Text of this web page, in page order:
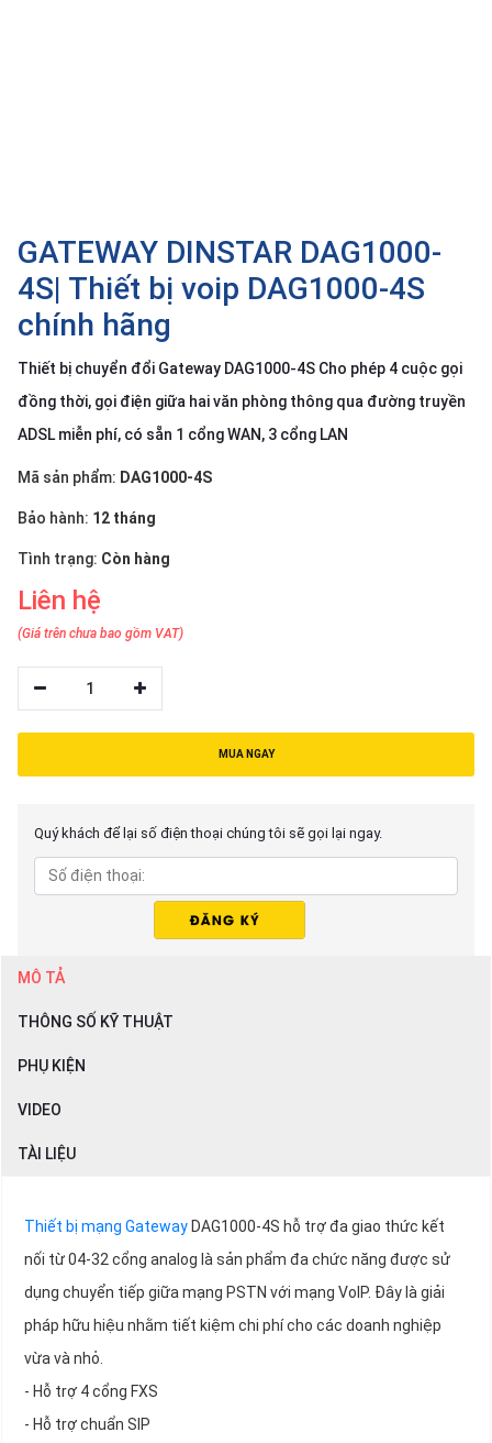
GATEWAY DINSTAR DAG1000-
4S| Thiết bị voip DAG1000-4S
chính hãng
Thiết bị chuyển đổi Gateway DAG1000-4S Cho phép 4 cuộc gọi
đồng thời, gọi điện giữa hai văn phòng thông qua đường truyền
ADSL miễn phí, có sẵn 1 cổng WAN, 3 cổng LAN
Mã sản phẩm: DAG1000-4S
Bảo hành: 12 tháng
Tình trạng: Còn hàng
Liên hệ
(Giá trên chưa bao gồm VAT)
1
MUA NGAY
Quý khách để lại số điện thoại chúng tôi sẽ gọi lại ngay.
MÔ TẢ
THÔNG SỐ KỸ THUẬT
PHỤ KIỆN
VIDEO
TÀI LIỆU
Thiết bị mạng Gateway DAG1000-4S hỗ trợ đa giao thức kết
nối từ 04-32 cổng analog là sản phẩm đa chức năng được sử
dụng chuyển tiếp giữa mạng PSTN với mạng VoIP. Đây là giải
pháp hữu hiệu nhằm tiết kiệm chi phí cho các doanh nghiệp
vừa và nhỏ.
- Hỗ trợ 4 cổng FXS
- Hỗ trợ chuẩn SIP
Dịch
trợ
Tin
Liên
hệ
Giới
NGÔN
NGỮ
Tiếng
English